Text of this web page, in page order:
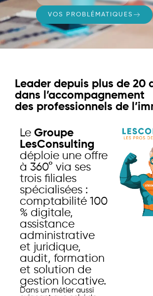
VOS PROBLÉMATIQUES
Leader depuis plus de 20
dans l’accompagnement
des professionnels de
Le Groupe
LesConsulting
déploie une offre
à 360° via ses
trois filiales
spécialisées :
comptabilité 100
% digitale,
assistance
administrative
et juridique,
audit, formation
et solution de
gestion locative.
Dans un métier aussi